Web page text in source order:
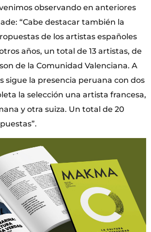
observando en anteriores
“Cabe destacar también la
de los artistas españoles
años, un total de 13 artistas, de
de la Comunidad Valenciana. A
sigue la presencia peruana con dos
la selección una artista francesa,
y otra suiza. Un total de 20